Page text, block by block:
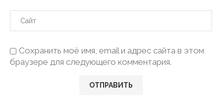
Сохранить моё имя, email и адрес сайта в этом
браузере для следующего комментария.